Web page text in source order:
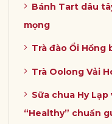
Bánh Tart dâu
mọng
Trà đào Ổi
Trà Oolong Vải
Sữa chua Hy
“Healthy” chuẩn